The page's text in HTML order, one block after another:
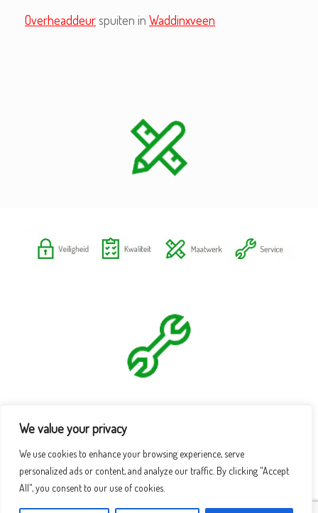
We value your privacy
We use cookies to enhance your browsing experience, serve
personalized ads or content, and analyze our traffic. By clicking "Accept
All", you consent to our use of cookies.
Overheaddeurspuiten in Waddinxveen